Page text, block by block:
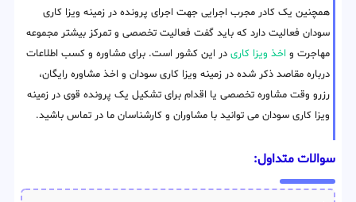
همچنین یک کادر مجرب اجرایی جهت اجرای پرونده در زمینه ویزا کاری
سودان فعالیت دارد که باید گفت فعالیت تخصصی و تمرکز بیشتر مجموعه
مهاجرت و اخذ ویزا کاری در این کشور است. برای مشاوره و کسب اطلاعات
درباره مقاصد ذکر شده در زمینه ویزا کاری سودان و اخذ مشاوره رایگان،
رزرو وقت مشاوره تخصصی یا اقدام برای تشکیل یک پرونده قوی در زمینه
ویزا کاری سودان می توانید با مشاوران و کارشناسان ما در تماس باشید.
سوالات متداول: